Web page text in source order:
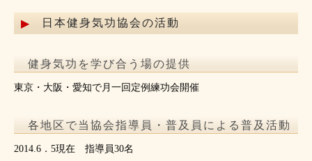
日本健身気功協会の活動
健身気功を学び合う場の提供
東京・大阪・愛知で月一回定例練功会開催
各地区で当協会指導員・普及員による普及活動
2014.6．5現在 指導員30名